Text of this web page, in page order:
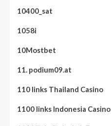
10400_sat
1058i
10Mostbet
11. podium09.at
110 links Thailand Casino
1100 links Indonesia Casino